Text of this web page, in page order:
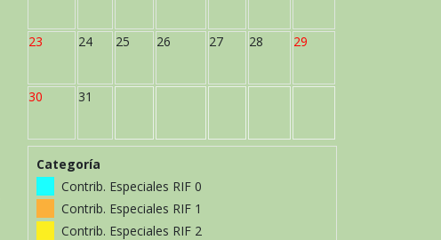
23 24 25 26 27 28 29
30 31
Categoría
Contrib. Especiales RIF 0
Contrib. Especiales RIF 1
Contrib. Especiales RIF 2